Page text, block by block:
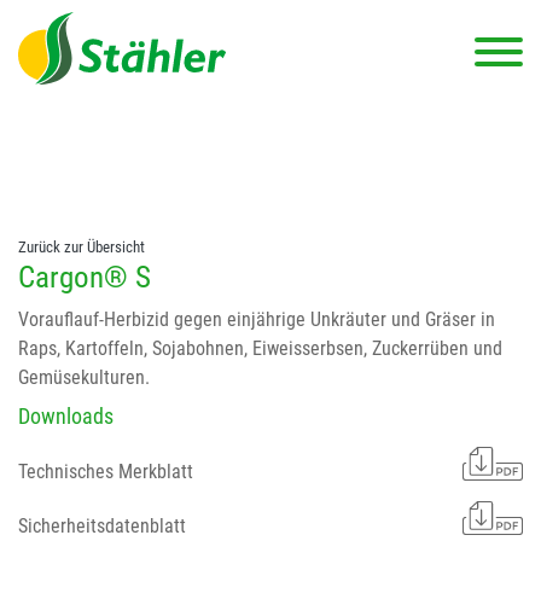
string(78) "Test 12 {FONT:12} // Dosierungen: test 123 dfasdf
asdfW134 245 34" string(62) "Test 12 {FONT:12} Dosierungen: test
123 dfasdf asdfW134 245 34"
Zurück zur Übersicht
Cargon® S
Vorauflauf-Herbizid gegen einjährige Unkräuter und Gräser in
Raps, Kartoffeln, Sojabohnen, Eiweisserbsen, Zuckerrüben und
Gemüsekulturen.
Downloads
Technisches Merkblatt
Sicherheitsdatenblatt